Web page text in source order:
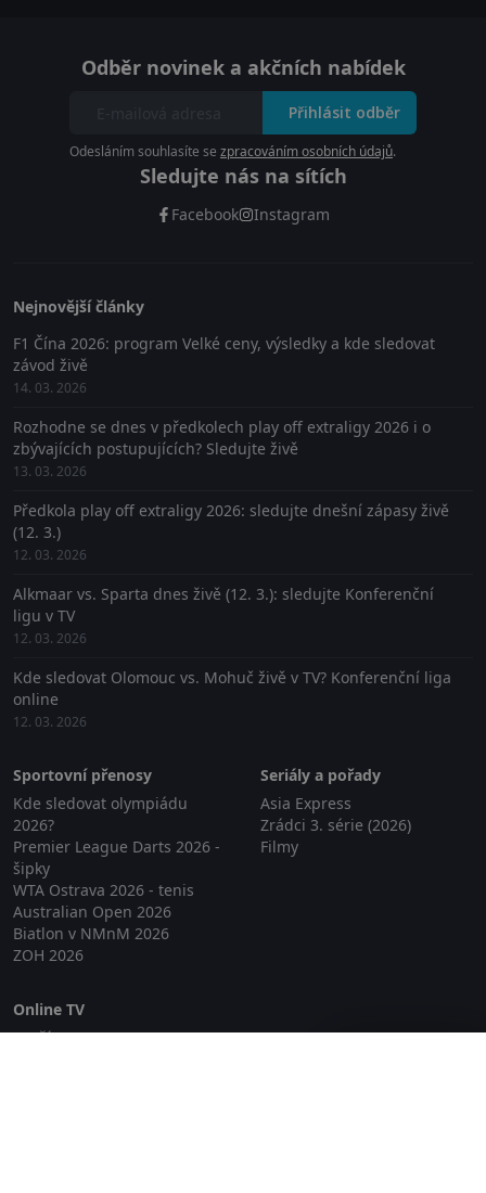
Odběr novinek a akčních nabídek
Přihlásit odběr
Odesláním souhlasíte se zpracováním osobních údajů.
Sledujte nás na sítích
Facebook Instagram
Nejnovější články
F1 Čína 2026: program Velké ceny, výsledky a kde sledovat
závod živě
14. 03. 2026
Rozhodne se dnes v předkolech play off extraligy 2026 i o
zbývajících postupujících? Sledujte živě
13. 03. 2026
Předkola play off extraligy 2026: sledujte dnešní zápasy živě
(12. 3.)
12. 03. 2026
Alkmaar vs. Sparta dnes živě (12. 3.): sledujte Konferenční
ligu v TV
12. 03. 2026
Kde sledovat Olomouc vs. Mohuč živě v TV? Konferenční liga
online
12. 03. 2026
Sportovní přenosy
Kde sledovat olympiádu
2026?
Premier League Darts 2026 -
šipky
WTA Ostrava 2026 - tenis
Australian Open 2026
Biatlon v NMnM 2026
ZOH 2026
Seriály a pořady
Asia Express
Zrádci 3. série (2026)
Filmy
Online TV
Lepší.TV